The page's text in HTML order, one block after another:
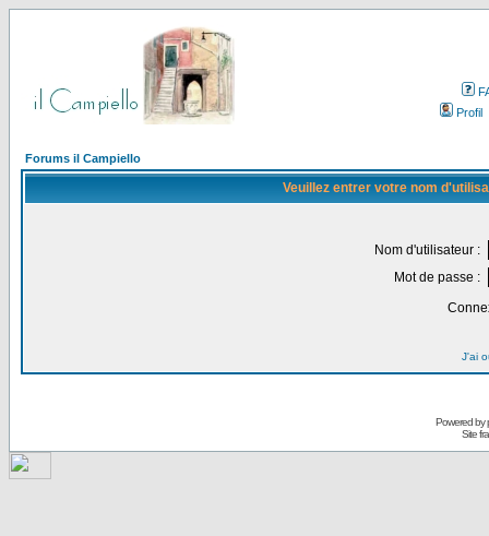
Profil
Forums il Campiello
Veuillez entrer votre nom
Nom d'utilisateur :
Mot de passe :
J'ai
Powered by
Site